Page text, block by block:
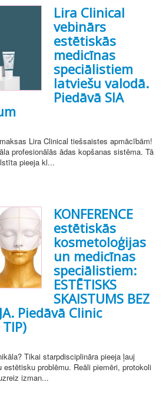
Lira Clinical
vebinārs
estētiskās
medicīnas
speciālistiem
latviešu valodā.
Piedāvā SIA
Lira Clinical tiešsaistes apmācībām!
profesionālās ādas kopšanas sistēma. Tā
pieeja kl...
KONFERENCE
estētiskās
kosmetoloģijas
un medicīnas
speciālistiem:
ESTĒTISKS
SKAISTUMS BEZ
Piedāvā Clinic
Tikai starpdisciplināra pieeja ļauj
problēmu. Reāli piemēri, protokoli
izman...